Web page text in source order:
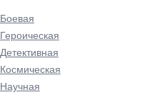
Боевая
Героическая
Детективная
Космическая
Научная